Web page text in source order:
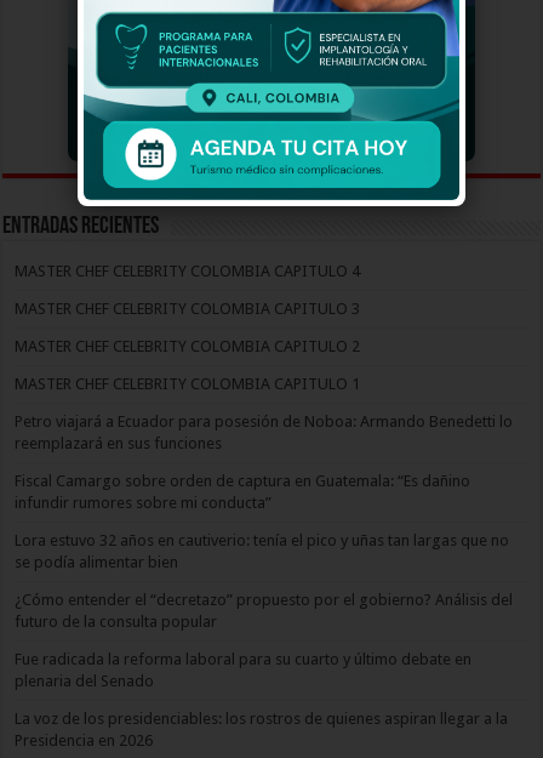
Entradas recientes
MASTER CHEF CELEBRITY COLOMBIA CAPITULO 4
MASTER CHEF CELEBRITY COLOMBIA CAPITULO 3
MASTER CHEF CELEBRITY COLOMBIA CAPITULO 2
MASTER CHEF CELEBRITY COLOMBIA CAPITULO 1
Petro viajará a Ecuador para posesión de Noboa: Armando Benedetti lo
reemplazará en sus funciones
Fiscal Camargo sobre orden de captura en Guatemala: “Es dañino
infundir rumores sobre mi conducta”
Lora estuvo 32 años en cautiverio: tenía el pico y uñas tan largas que no
se podía alimentar bien
¿Cómo entender el “decretazo” propuesto por el gobierno? Análisis del
futuro de la consulta popular
Fue radicada la reforma laboral para su cuarto y último debate en
plenaria del Senado
La voz de los presidenciables: los rostros de quienes aspiran llegar a la
Presidencia en 2026